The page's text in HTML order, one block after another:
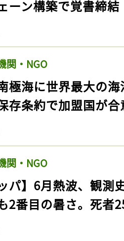
ーン構築で覚書締結
関・NGO
極海に世界最大の
存条約で加盟国が合
関・NGO
パ】6月熱波、観
2番目の暑さ。死者